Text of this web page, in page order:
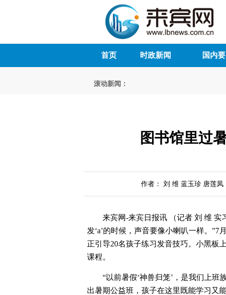
首页 时政新闻 国内
滚动新闻：
图书馆里过
作者： 刘 维 蓝玉珍 唐莲
来宾网-来宾日报讯 （记者 刘 维 实
发‘a’的时候，声音要像小喇叭一样。
正引导20名孩子练习发音技巧。小黑板
课程。
“以前暑假‘神兽归笼’，是我们上班
出暑期公益班，孩子在这里既能学习又